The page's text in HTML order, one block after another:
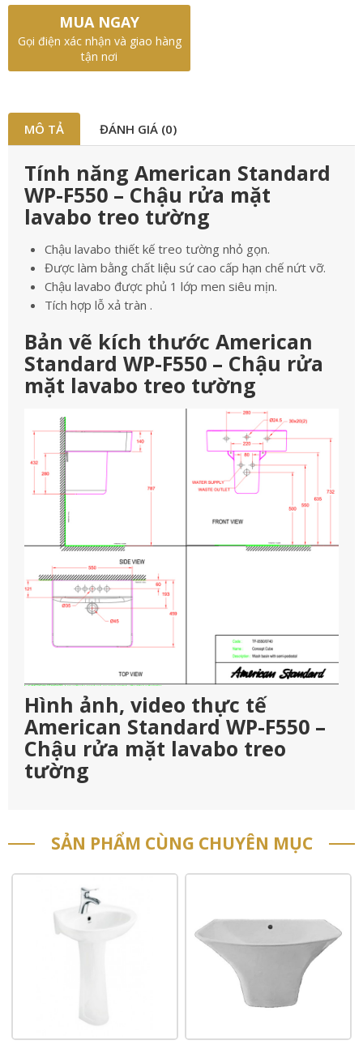
MUA NGAY
Gọi điện xác nhận và giao hàng
tận nơi
MÔ TẢ ĐÁNH GIÁ (0)
Tính năng American Standard
WP-F550 – Chậu rửa mặt
lavabo treo tường
Chậu lavabo thiết kế treo tường nhỏ gọn.
Được làm bằng chất liệu sứ cao cấp hạn chế nứt vỡ.
Chậu lavabo được phủ 1 lớp men siêu mịn.
Tích hợp lỗ xả tràn .
Bản vẽ kích thước American
Standard WP-F550 – Chậu rửa
mặt lavabo treo tường
Hình ảnh, video thực tế
American Standard WP-F550 –
Chậu rửa mặt lavabo treo
tường
SẢN PHẨM CÙNG CHUYÊN MỤC